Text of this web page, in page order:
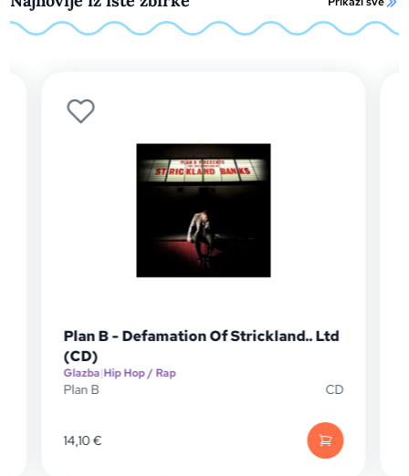
Plan B - Defamation Of Strickland.. Ltd
(CD)
Glazba|Hip Hop / Rap
Plan B
14,10€